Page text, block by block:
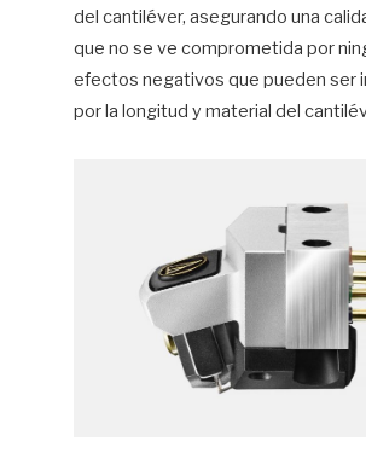
del cantiléver, asegurando una
que no se ve comprometida por
efectos negativos que pueden ser
por la longitud y material del